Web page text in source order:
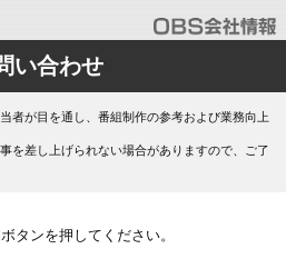
い合わせ
者が目を通し、番組制作の参考および業務向上
を差し上げられない場合がありますので、ご了
タンを押してください。